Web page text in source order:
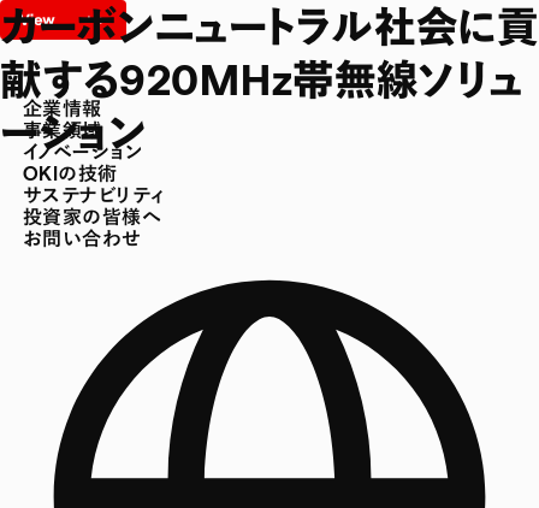
企業情報
事業領域
イノベーション
OKIの技術
サステナビリティ
投資家の皆様へ
お問い合わせ
カーボンニュートラル社会に貢
献する920MHz帯無線ソリュ
ーション